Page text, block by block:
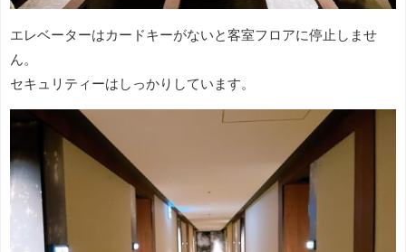
エレベーターはカードキーがないと客室フロアに停止しませ
ん。
セキュリティーはしっかりしています。